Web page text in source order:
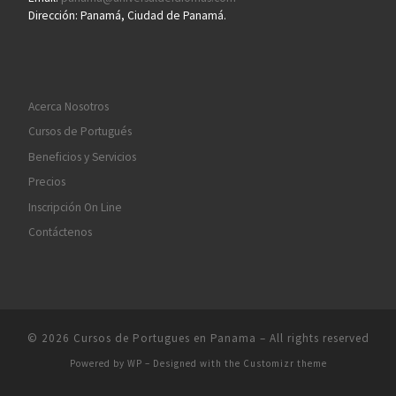
Dirección: Panamá, Ciudad de Panamá.
Acerca Nosotros
Cursos de Portugués
Beneficios y Servicios
Precios
Inscripción On Line
Contáctenos
© 2026 Cursos de Portugues en Panama – All rights reserved
Powered by WP – Designed with the Customizr theme